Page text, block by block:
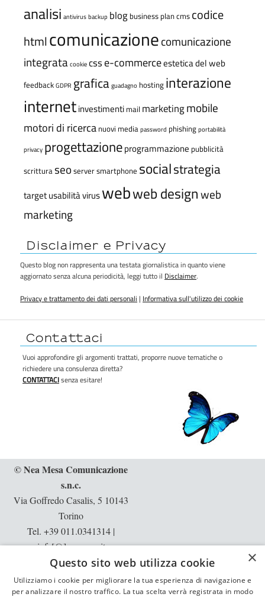
analisi antivirusbackup blogbusiness plancmscodice
htmlcomunicazionecomunicazione
integratacookiecsse-commerceestetica del web
feedbackGDPR graficaguadagno hostinginterazione
internetinvestimentimail marketingmobile
motori di ricercanuovi mediapassword phishingportabilità
privacy progettazioneprogrammazione pubblicità
scritturaseoserversmartphone socialstrategia
targetusabilitàviruswebweb designweb
marketing
Disclaimer e Privacy
Questo blog non rappresenta una testata giornalistica in quanto viene
aggiornato senza alcuna periodicità, leggi tutto il Disclaimer.
Privacy e trattamento dei dati personali | Informativa sull'utilizzo dei cookie
Contattaci
Vuoi approfondire gli argomenti trattati, proporre nuove tematiche o
richiedere una consulenza diretta?
CONTATTACIsenza esitare!
© Nea Mesa Comunicazione
s.n.c.
Via Goffredo Casalis, 5 10143
Torino
Tel. +39 011.0341314 |
info[@]neamesa.it
p.iva: 10397540013 | rea: TO -
1129913
Informative:privacy|cookie
×
Questo sito web utilizza cookie
Utilizziamo i cookie per migliorare la tua esperienza di navigazione e
per analizzare il nostro traffico. La tua scelta verrà registrata in modo